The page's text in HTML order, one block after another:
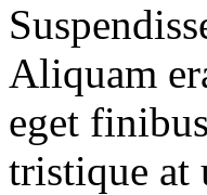
Aliquam
eget
tristique at